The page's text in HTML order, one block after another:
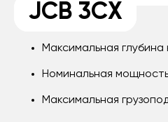
JCB 3CX
Максимальная глубина
Номинальная
Максимальная